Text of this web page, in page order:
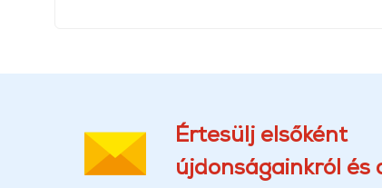
Értesülj elsőként
újdonságainkról és